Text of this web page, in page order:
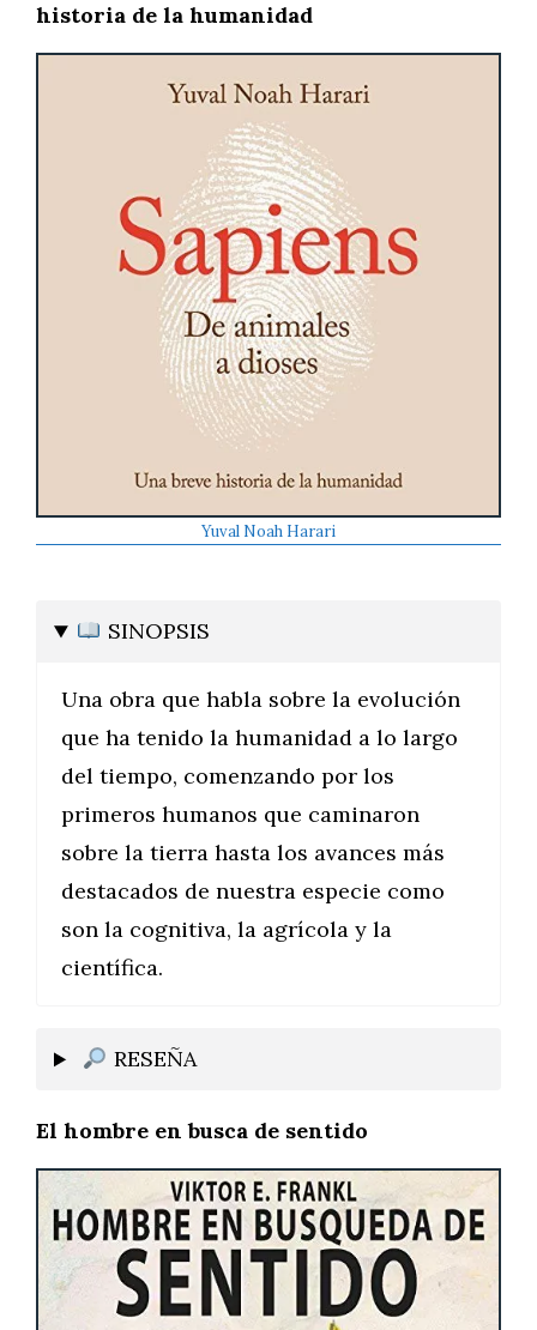
historia de la humanidad
Yuval Noah Harari
SINOPSIS
Una obra que habla sobre la evolución
que ha tenido la humanidad a lo largo
del tiempo, comenzando por los
primeros humanos que caminaron
sobre la tierra hasta los avances más
destacados de nuestra especie como
son la cognitiva, la agrícola y la
científica.
RESEÑA
El hombre en busca de sentido